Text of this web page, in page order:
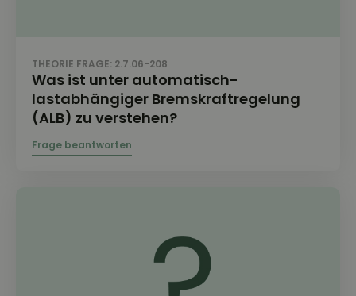
THEORIE FRAGE: 2.7.06-208
Was ist unter automatisch-
lastabhängiger Bremskraftregelung
(ALB) zu verstehen?